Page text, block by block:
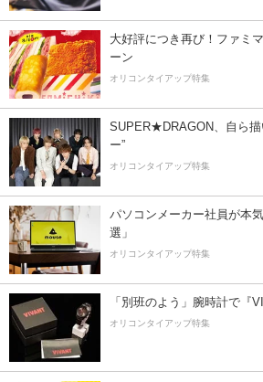
大好評につき再び！ファミ
ーン
オリコンタイアップ特集
SUPER★DRAGON、自ら描
ー”
オリコンタイアップ特集
パソコンメーカー社員が本
選」
オリコンタイアップ特集
「別班のよう」腕時計で『
オリコンタイアップ特集